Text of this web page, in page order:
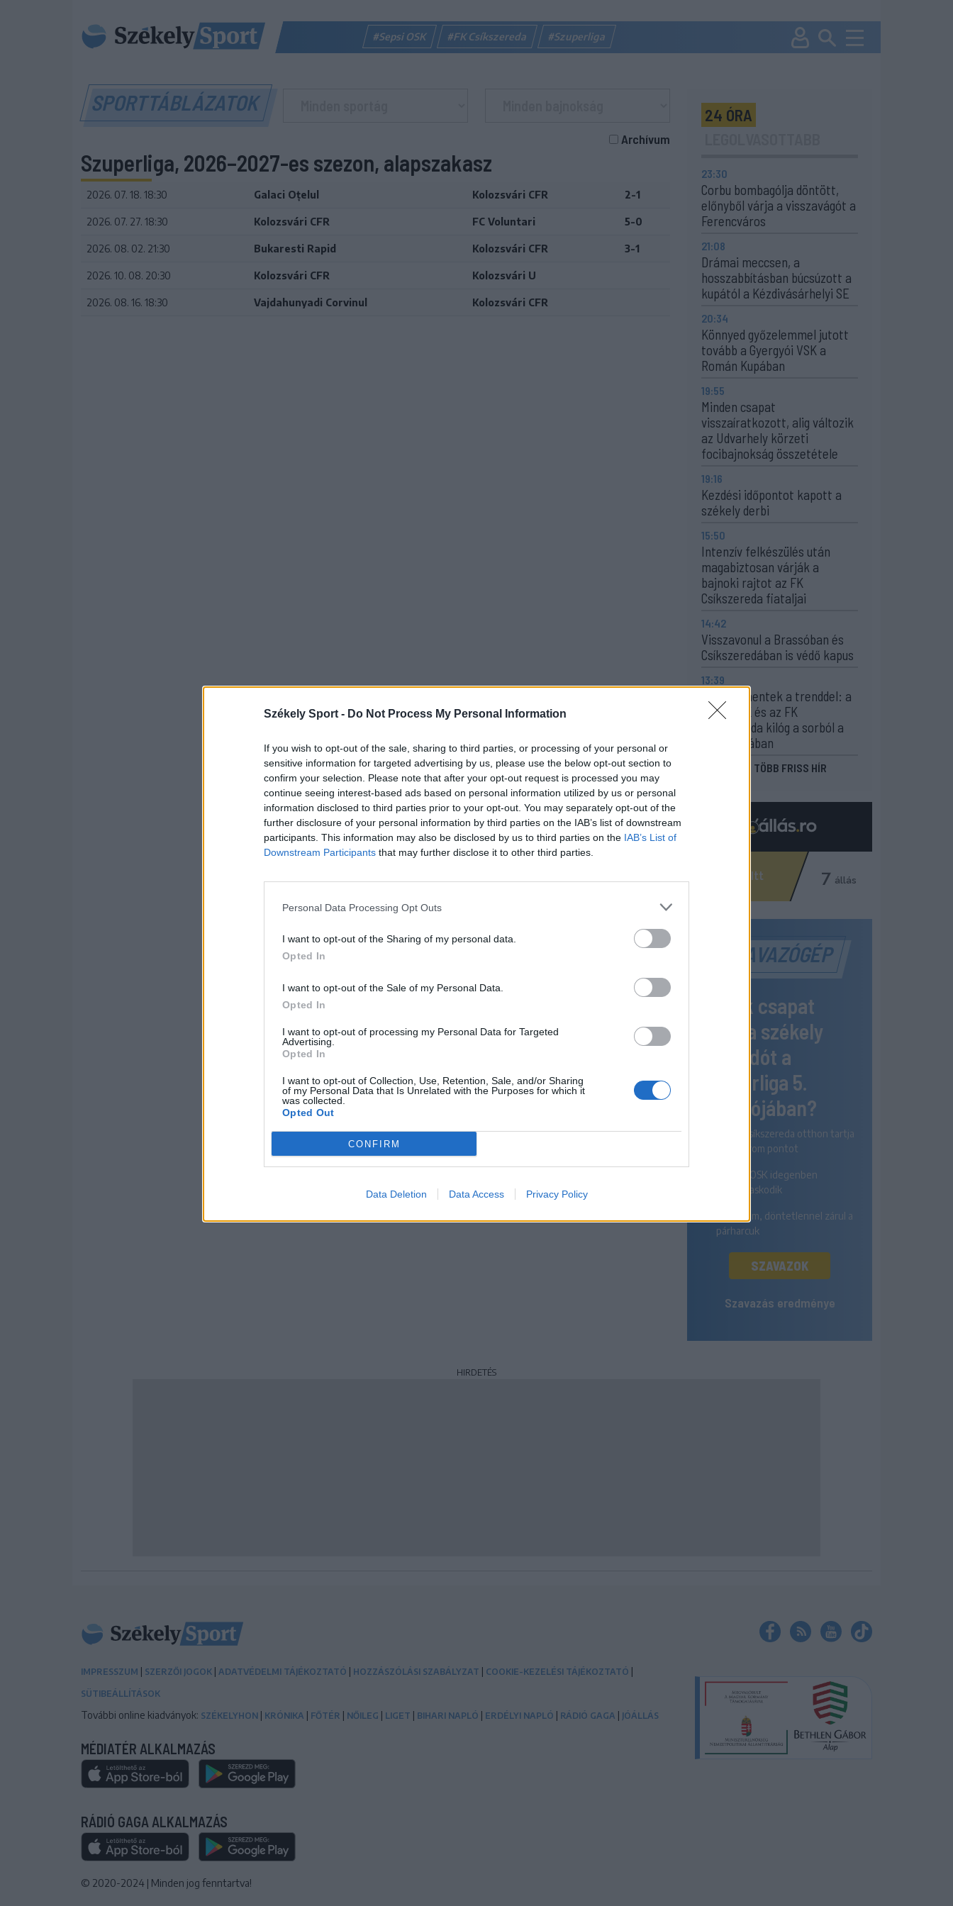
Székely Sport - Do Not Process My Personal Information
If you wish to opt-out of the sale, sharing to third parties, or processing of your personal or
sensitive information for targeted advertising by us, please use the below opt-out section to
confirm your selection. Please note that after your opt-out request is processed you may
continue seeing interest-based ads based on personal information utilized by us or personal
information disclosed to third parties prior to your opt-out. You may separately opt-out of the
further disclosure of your personal information by third parties on the IAB’s list of downstream
participants. This information may also be disclosed by us to third parties on the IAB’s List of
Downstream Participants that may further disclose it to other third parties.
Personal Data Processing Opt Outs
I want to opt-out of the Sharing of my personal data.
Opted In
I want to opt-out of the Sale of my Personal Data.
Opted In
I want to opt-out of processing my Personal Data for Targeted
Advertising.
Opted In
I want to opt-out of Collection, Use, Retention, Sale, and/or Sharing
of my Personal Data that Is Unrelated with the Purposes for which it
was collected.
Opted Out
CONFIRM
Data Deletion Data Access Privacy Policy
#Sepsi OSK #FK Csíkszereda #Szuperliga
SPORTTÁBLÁZATOK
Archívum
Szuperliga, 2026–2027-es szezon, alapszakasz
2026. 07. 18. 18:30 Galaci Oțelul Kolozsvári CFR 2-1
2026. 07. 27. 18:30 Kolozsvári CFR FC Voluntari 5-0
2026. 08. 02. 21:30 Bukaresti Rapid Kolozsvári CFR 3-1
2026. 10. 08. 20:30 Kolozsvári CFR Kolozsvári U
2026. 08. 16. 18:30 Vajdahunyadi Corvinul Kolozsvári CFR
24 ÓRA
23:30
Corbu bombagólja döntött,
előnyből várja a visszavágót a
Ferencváros
21:08
Drámai meccsen, a
hosszabbításban búcsúzott a
kupától a Kézdivásárhelyi SE
20:34
Könnyed győzelemmel jutott
tovább a Gyergyói VSK a
Román Kupában
19:55
Minden csapat
visszaíratkozott, alig változik
az Udvarhely körzeti
focibajnokság összetétele
19:16
Kezdési időpontot kapott a
székely derbi
15:50
Intenzív felkészülés után
magabiztosan várják a
bajnoki rajtot az FK
Csíkszereda fiataljai
14:42
Visszavonul a Brassóban és
Csíkszeredában is védő kapus
13:39
Szembementek a trenddel: a
Sepsi OSK és az FK
Csíkszereda kilóg a sorból a
Szuperligában
MÉG TÖBB FRISS HÍR
SZAVAZÓGÉP
Melyik csapat
nyeri a székely
rangadót a
Szuperliga 5.
fordulójában?
Az FK Csíkszereda otthon tartja
mindhárom pontot
A Sepsi OSK idegenben
diadalmaskodik
Egyik sem, döntetlennel zárul a
párharcuk
SZAVAZOK
Szavazás eredménye
HIRDETÉS
IMPRESSZUM | SZERZŐI JOGOK | ADATVÉDELMI TÁJÉKOZTATÓ | HOZZÁSZÓLÁSI SZABÁLYZAT | COOKIE-KEZELÉSI TÁJÉKOZTATÓ |
SÜTIBEÁLLÍTÁSOK
További online kiadványok: SZÉKELYHON | KRÓNIKA | FŐTÉR | NŐILEG | LIGET | BIHARI NAPLÓ | ERDÉLYI NAPLÓ | RÁDIÓ GAGA | JÓÁLLÁS
MÉDIATÉR ALKALMAZÁS
RÁDIÓ GAGA ALKALMAZÁS
© 2020-2024 | Minden jog fenntartva!